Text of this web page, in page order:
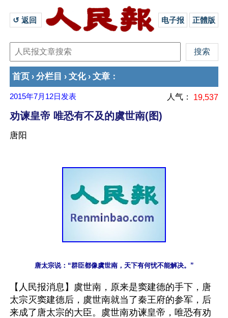
↺ 返回 电子报 正體版
首页 › 分栏目 › 文化› 文章 ：
2015年7月12日 发表 人气： 19,537
劝谏皇帝 唯恐有不及的虞世南(图)
唐阳
【人民报消息】虞世南，原来是窦建德的手下，唐
太宗灭窦建德后，虞世南就当了秦王府的参军，后
来成了唐太宗的大臣。虞世南劝谏皇帝，唯恐有劝